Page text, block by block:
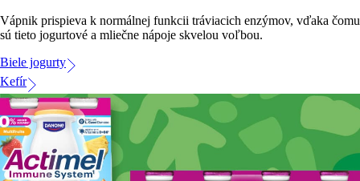
Vápnik prispieva k normálnej funkcii tráviacich enzýmov, vďaka čomu
sú tieto jogurtové a mliečne nápoje skvelou voľbou.
Biele jogurty
Kefír